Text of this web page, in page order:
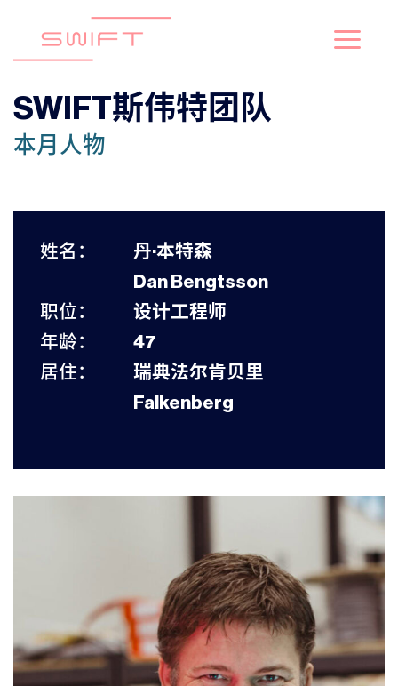
丹·本特森 – Dan Bengtsson
SWIFT斯伟特团队
本月人物
姓名：
职位：
年龄：
居住：
丹·本特森
Dan Bengtsson
设计工程师
47
瑞典法尔肯贝里
Falkenberg